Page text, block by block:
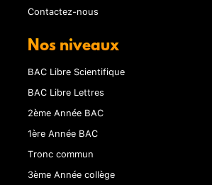
Contactez-nous
Nos niveaux
BAC Libre Scientifique
BAC Libre Lettres
2ème Année BAC
1ère Année BAC
Tronc commun
3ème Année collège